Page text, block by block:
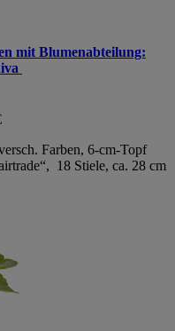
mit Blumenabteilung:
Farben, 6-cm-Topf
18 Stiele, ca. 28 cm